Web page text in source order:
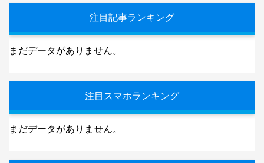
注目記事ランキング
まだデータがありません。
注目スマホランキング
まだデータがありません。